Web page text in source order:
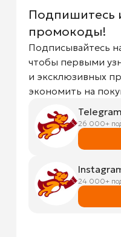
Подпишитесь
промокоды!
Подписывайтесь
чтобы первыми
и эксклюзивных
экономить на
Telegram
26 000+
24 000+